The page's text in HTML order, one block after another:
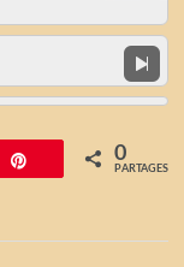
Épingle 0
PARTAGES